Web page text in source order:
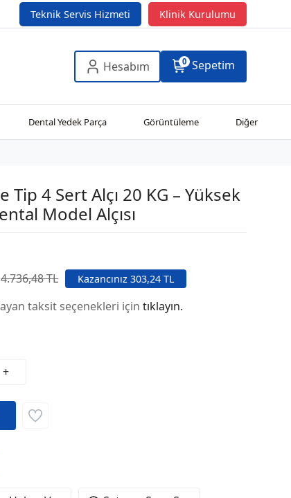
Teknik Servis Hizmeti Klinik Kurulumu
Hesabım 0 Sepetim
Dental Yedek Parça Görüntüleme Diğer
Tip 4 Sert Alçı 20 KG – Yüksek
Model Alçısı
4.736,48 TL Kazancınız 303,24 TL
taksit seçenekleri içintıklayın.
+